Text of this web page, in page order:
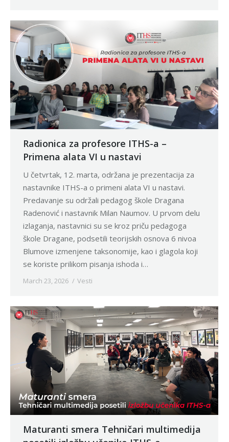
Radionica za profesore ITHS-a –
Primena alata VI u nastavi
U četvrtak, 12. marta, održana je prezentacija za
nastavnike ITHS-a o primeni alata VI u nastavi.
Predavanje su održali pedagog škole Dragana
Radenović i nastavnik Milan Naumov. U prvom delu
izlaganja, nastavnici su se kroz priču pedagoga
škole Dragane, podsetili teorijskih osnova 6 nivoa
Blumove izmenjene taksonomije, kao i glagola koji
se koriste prilikom pisanja ishoda i…
March 23, 2026 Vesti
Maturanti smera Tehničari multimedija